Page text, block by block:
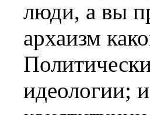
люди, а вы
архаизм
идеологии;